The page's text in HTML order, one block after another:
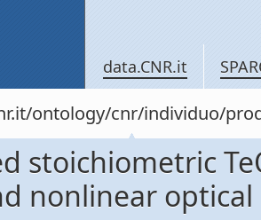
data.CNR.it
ontology/cnr/individuo/
stoichiometric
nonlinear